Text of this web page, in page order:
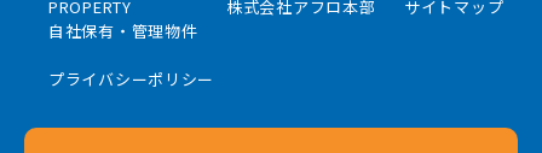
PROPERTY
自社保有・管理物件
株式会社アフロ本部 サイトマップ
プライバシーポリシー